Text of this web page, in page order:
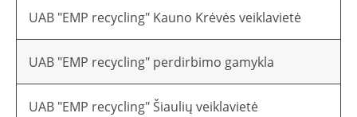
UAB "EMP recycling" Kauno Krėvės veiklavietė
UAB "EMP recycling" perdirbimo gamykla
UAB "EMP recycling" Šiaulių veiklavietė